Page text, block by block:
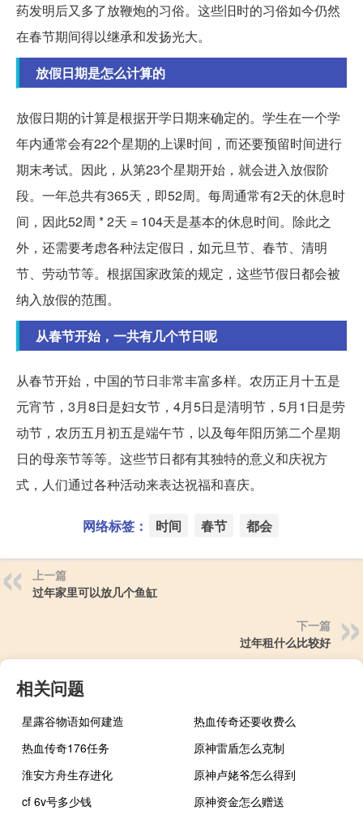
药发明后又多了放鞭炮的习俗。这些旧时的习俗如今仍然
在春节期间得以继承和发扬光大。
放假日期是怎么计算的
放假日期的计算是根据开学日期来确定的。学生在一个学
年内通常会有22个星期的上课时间，而还要预留时间进行
期末考试。因此，从第23个星期开始，就会进入放假阶
段。一年总共有365天，即52周。每周通常有2天的休息时
间，因此52周 * 2天 = 104天是基本的休息时间。除此之
外，还需要考虑各种法定假日，如元旦节、春节、清明
节、劳动节等。根据国家政策的规定，这些节假日都会被
纳入放假的范围。
从春节开始，一共有几个节日呢
从春节开始，中国的节日非常丰富多样。农历正月十五是
元宵节，3月8日是妇女节，4月5日是清明节，5月1日是劳
动节，农历五月初五是端午节，以及每年阳历第二个星期
日的母亲节等等。这些节日都有其独特的意义和庆祝方
式，人们通过各种活动来表达祝福和喜庆。
网络标签： 时间 春节 都会
上一篇
过年家里可以放几个鱼缸
下一篇
过年租什么比较好
相关问题
星露谷物语如何建造
热血传奇还要收费么
热血传奇176任务
原神雷盾怎么克制
淮安方舟生存进化
原神卢姥爷怎么得到
cf 6v号多少钱
原神资金怎么赠送